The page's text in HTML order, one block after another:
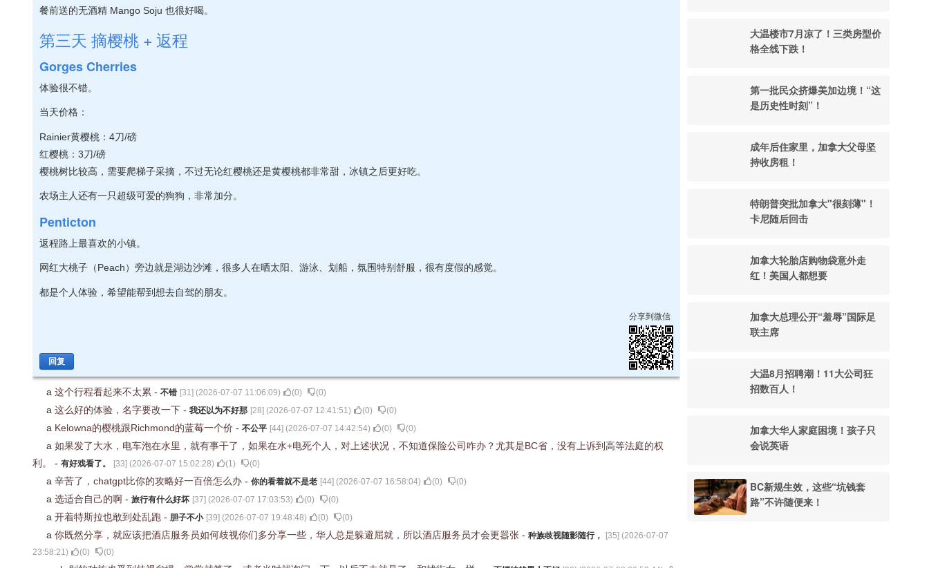
餐前送的无酒精 Mango Soju 也很好喝。
第三天 摘樱桃 + 返程
Gorges Cherries
体验很不错。
当天价格：
Rainier黄樱桃：4刀/磅
红樱桃：3刀/磅
樱桃树比较高，需要爬梯子采摘，不过无论红樱桃还是黄樱桃都非常甜，冰镇之后更好吃。
农场主人还有一只超级可爱的狗狗，非常加分。
Penticton
返程路上最喜欢的小镇。
网红大桃子（Peach）旁边就是湖边沙滩，很多人在晒太阳、游泳、划船，氛围特别舒服，很有度假的感觉。
都是个人体验，希望能帮到想去自驾的朋友。
回复
分享到微信
a 这个行程看起来不太累 - 不错 [31] (2026-07-07 11:06:09) (0) (0)
a 这么好的体验，名字要改一下 - 我还以为不好那 [28] (2026-07-07 12:41:51) (0) (0)
a Kelowna的樱桃跟Richmond的蓝莓一个价 - 不公平 [44] (2026-07-07 14:42:54) (0) (0)
a 如果发了大水，电车泡在水里，就有事干了，如果在水+电死个人，对上述状况，不知道保险公司咋办？尤其是BC省，没有上诉到高等法庭的权
利。 - 有好戏看了。 [33] (2026-07-07 15:02:28) (1) (0)
a 辛苦了，chatgpt比你的攻略好一百倍怎么办 - 你的看着就不是老 [44] (2026-07-07 16:58:04) (0) (0)
a 选适合自己的啊 - 旅行有什么好坏 [37] (2026-07-07 17:03:53) (0) (0)
a 开着特斯拉也敢到处乱跑 - 胆子不小 [39] (2026-07-07 19:48:48) (0) (0)
a 你既然分享，就应该把酒店服务员如何歧视你们多分享一些，华人总是躲避屈就，所以酒店服务员才会更嚣张 - 种族歧视随影随行， [35] (2026-07-07
23:58:21) (0) (0)
大温楼市7月凉了！三类房型价
格全线下跌！
第一批民众挤爆美加边境！“这
是历史性时刻”！
成年后住家里，加拿大父母坚
持收房租！
特朗普突批加拿大"很刻薄"！
卡尼随后回击
加拿大轮胎店购物袋意外走
红！美国人都想要
加拿大总理公开“羞辱”国际足
联主席
大温8月招聘潮！11大公司狂
招数百人！
加拿大华人家庭困境！孩子只
会说英语
BC新规生效，这些“坑钱套
路”不许随便来！